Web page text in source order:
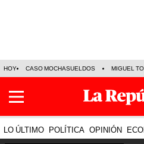
HOY CASO MOCHASUELDOS MIGUEL
LO ÚLTIMO POLÍTICA OPINIÓN